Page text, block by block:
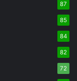
87
85
84
82
72